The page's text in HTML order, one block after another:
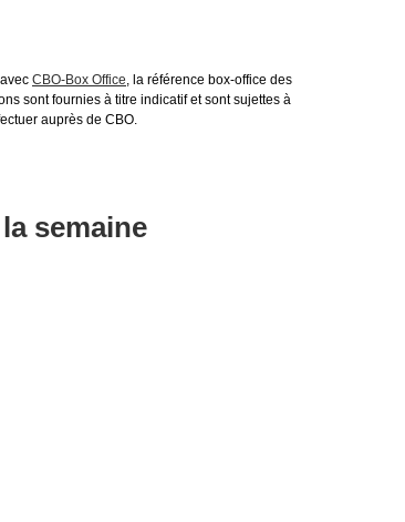
CBO-Box Office, la référence box-office des
sont fournies à titre indicatif et sont sujettes à
auprès de CBO.
semaine